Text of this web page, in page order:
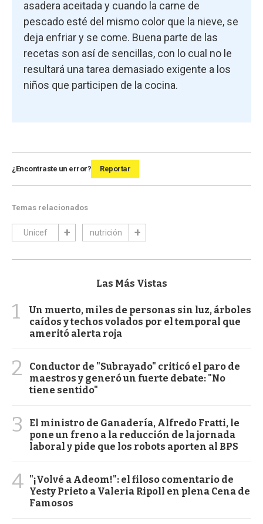
asadera aceitada y cuando la carne de
pescado esté del mismo color que la nieve, se
deja enfriar y se come. Buena parte de las
recetas son así de sencillas, con lo cual no le
resultará una tarea demasiado exigente a los
niños que participen de la cocina.
¿Encontraste un error? Reportar
Temas relacionados
Unicef nutrición
Las Más Vistas
1
Un muerto, miles de personas sin luz, árboles
caídos y techos volados por el temporal que
ameritó alerta roja
2
Conductor de "Subrayado" criticó el paro de
maestros y generó un fuerte debate: "No
tiene sentido"
3
El ministro de Ganadería, Alfredo Fratti, le
pone un freno a la reducción de la jornada
laboral y pide que los robots aporten al BPS
4 "¡Volvé a Adeom!": el filoso comentario de
Yesty Prieto a Valeria Ripoll en plena Cena de
Famosos